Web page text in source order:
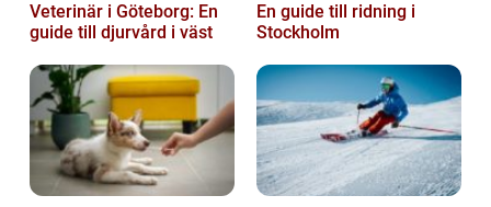
Veterinär i Göteborg: En
guide till djurvård i väst
En guide till ridning i
Stockholm